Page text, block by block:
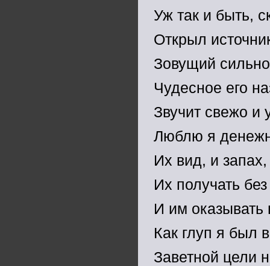
Уж так и быть,
Открыл
Зовущий
Чудесное его
Звучит свежо и
Люблю я
Их вид, и
Их получать
И им оказывать
Как глуп я был
Заветной цели